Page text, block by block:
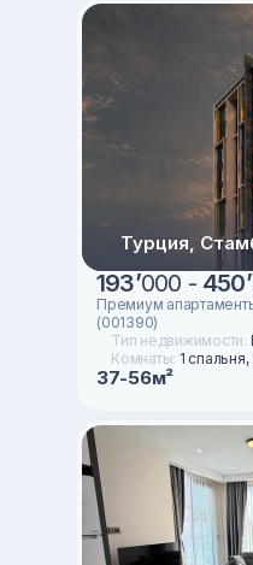
Турция,
193’000 - 450’
Премиум
(001390)
Тип недвижимости:
Комнаты: 1
37-56м²